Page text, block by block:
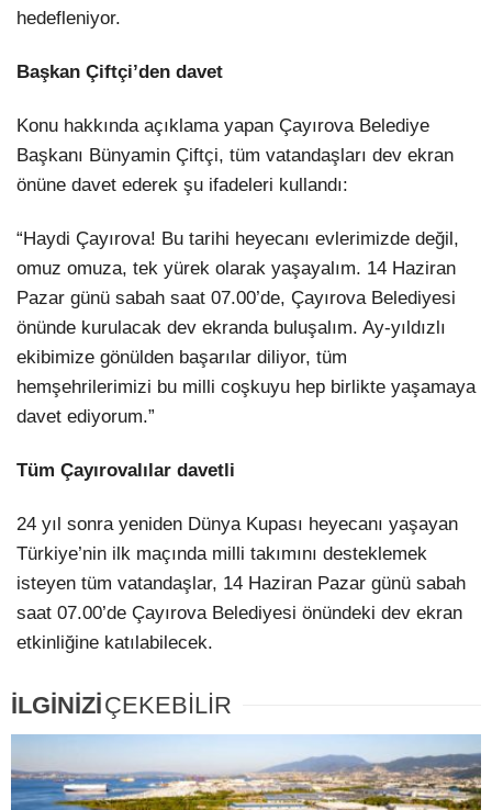
hedefleniyor.
Başkan Çiftçi’den davet
Konu hakkında açıklama yapan Çayırova Belediye
Başkanı Bünyamin Çiftçi, tüm vatandaşları dev ekran
önüne davet ederek şu ifadeleri kullandı:
“Haydi Çayırova! Bu tarihi heyecanı evlerimizde değil,
omuz omuza, tek yürek olarak yaşayalım. 14 Haziran
Pazar günü sabah saat 07.00’de, Çayırova Belediyesi
önünde kurulacak dev ekranda buluşalım. Ay-yıldızlı
ekibimize gönülden başarılar diliyor, tüm
hemşehrilerimizi bu milli coşkuyu hep birlikte yaşamaya
davet ediyorum.”
Tüm Çayırovalılar davetli
24 yıl sonra yeniden Dünya Kupası heyecanı yaşayan
Türkiye’nin ilk maçında milli takımını desteklemek
isteyen tüm vatandaşlar, 14 Haziran Pazar günü sabah
saat 07.00’de Çayırova Belediyesi önündeki dev ekran
etkinliğine katılabilecek.
İLGİNİZİÇEKEBİLİR